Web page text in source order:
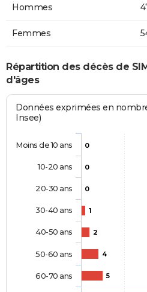
Hommes
Femmes
Répartition des décès de
d'âges
Données exprimées en
Insee)
0
0
0
1
2
4
5
Moins de 10 ans
10-20 ans
20-30 ans
30-40 ans
40-50 ans
50-60 ans
60-70 ans